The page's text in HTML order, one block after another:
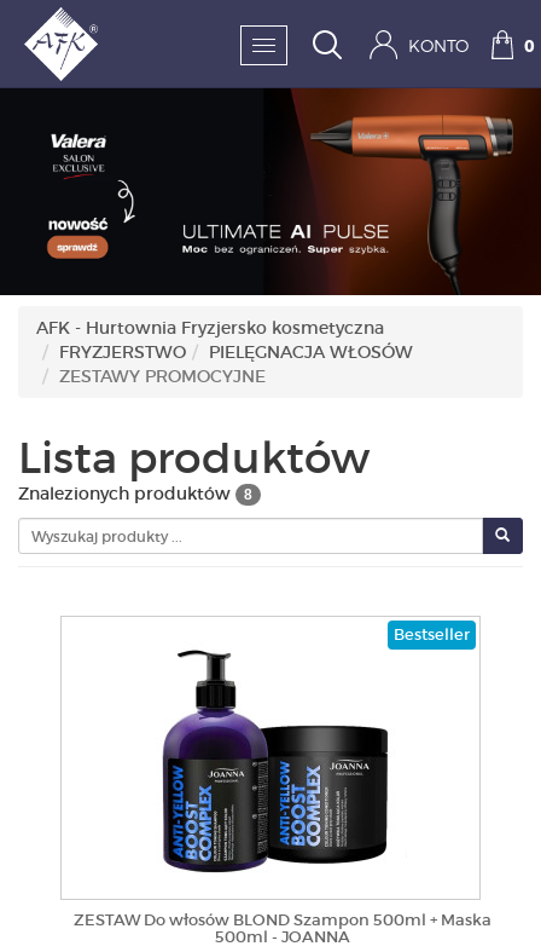
SKLEP:
KOSMETYKA
HIGIENA I DEZYNFEKC
PAZNOKCIE
MĘŻCZYZNA
KONTAKT
O NAS
KONTO 0
AFK - Hurtownia Fryzjersko kosmetyczna
FRYZJERSTWO
PIELĘGNACJA WŁOSÓW
ZESTAWY PROMOCYJNE
Lista produktów
Znalezionych produktów 8
Bestseller
ZESTAW Do włosów BLOND Szampon 500ml + Maska
500ml - JOANNA